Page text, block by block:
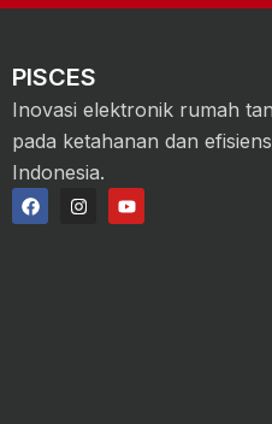
PISCES
Inovasi elektronik rumah
pada ketahanan dan
Indonesia.
F
a
c
I
n
Y
o
u